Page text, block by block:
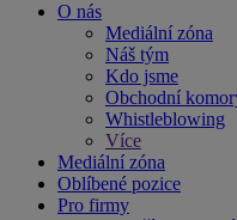
O nás
Mediální zóna
Náš tým
Kdo jsme
Obchodní
Whistleblowing
Více
Mediální zóna
Oblíbené pozice
Pro firmy